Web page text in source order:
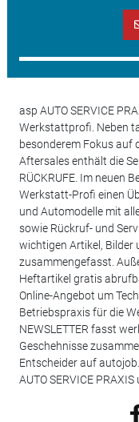
asp AUTO SERVICE
Werkstattprofi. Neben
besonderem Fokus auf
Aftersales enthält die
RÜCKRUFE. Im neuen
Werkstatt-Profi einen
und Automodelle mit
sowie Rückruf- und
wichtigen Artikel, Bilder
zusammengefasst.
Heftartikel gratis
Online-Angebot um
Betriebspraxis für die
NEWSLETTER fasst
Geschehnisse
Entscheider auf
AUTO SERVICE